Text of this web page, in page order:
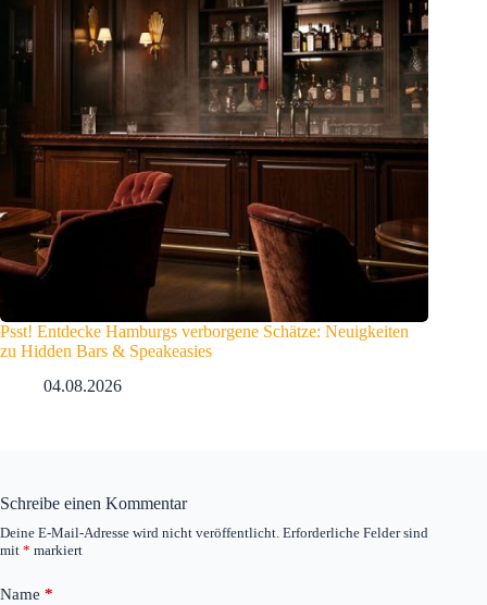
Psst! Entdecke Hamburgs verborgene Schätze: Neuigkeiten
zu Hidden Bars & Speakeasies
04.08.2026
Schreibe einen Kommentar
Deine E-Mail-Adresse wird nicht veröffentlicht. Erforderliche Felder sind
mit * markiert
Name *